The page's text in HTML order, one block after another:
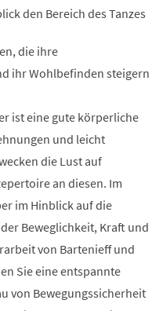
den Bereich des Tanzes
die ihre
ihr Wohlbefinden steigern
ist eine gute körperliche
und leicht
die Lust auf
an diesen. Im
im Hinblick auf die
Beweglichkeit, Kraft und
von Bartenieff und
Sie eine entspannte
von Bewegungssicherheit